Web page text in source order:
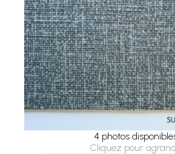
4 photos
Cliquez pour